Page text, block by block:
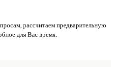
рассчитаем предварительную
для Вас время.